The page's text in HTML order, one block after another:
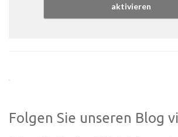
aktivieren
Folgen Sie unseren Blog